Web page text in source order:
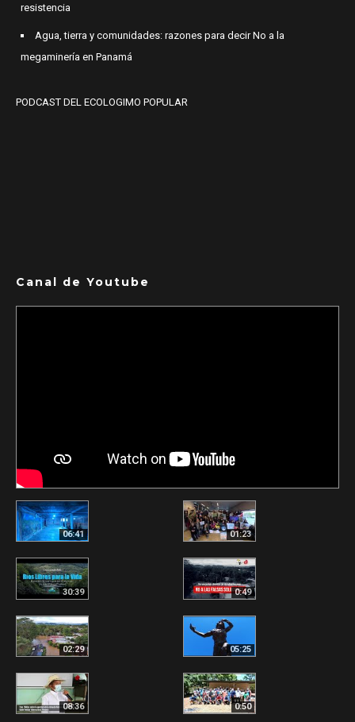
resistencia
Agua, tierra y comunidades: razones para decir No a la
megaminería en Panamá
PODCAST DEL ECOLOGIMO POPULAR
Canal de Youtube
06:41 01:23
30:39 0:49
02:29 05:25
08:36 0:50